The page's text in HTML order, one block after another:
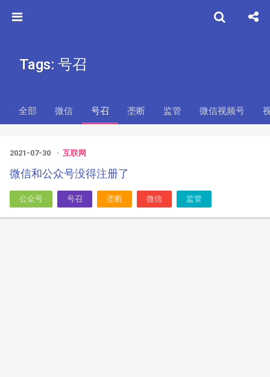
Tags: 号召
全部 微信 号召 垄断 监管 微信视频号
2021-07-30 互联网
微信和公众号没得注册了
公众号 号召 垄断 微信 监管